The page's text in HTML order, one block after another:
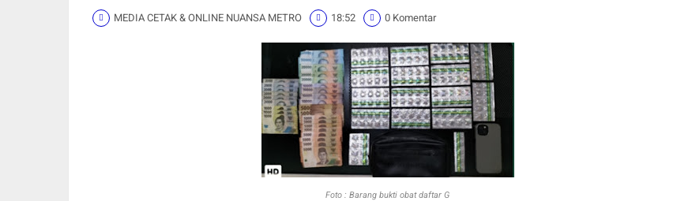
MEDIA CETAK & ONLINE NUANSA METRO 18:52 0 Komentar
Foto : Barang bukti obat daftar G